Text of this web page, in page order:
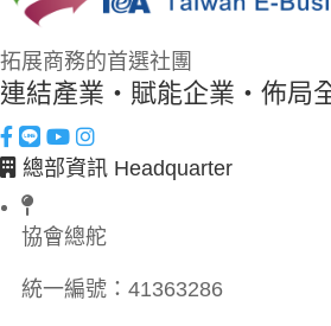
拓展商務的首選社團
連結產業・賦能企業・佈局
總部資訊 Headquarter
協會總舵
統一編號： 41363286